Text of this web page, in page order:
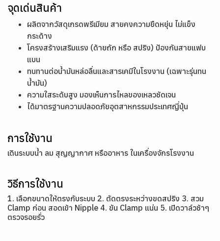
จุดเด่นสินค้า
ผลิตจากวัสดุเกรดพรีเมียม สายคงความยืดหยุ่น ไม่แข็ง
กระด้าง
โครงสร้างเสริมแรง (ด้ายถัก หรือ สปริง) ป้องกันสายแฟบ
แบน
ทนทานต่อน้ำมันหล่อลื่นและสารเคมีในโรงงาน (เฉพาะรุ่นทน
น้ำมัน)
ความใสระดับสูง มองเห็นการไหลของเหลวชัดเจน
ได้มาตรฐานความปลอดภัยอุตสาหกรรมประเทศญี่ปุ่น
การใช้งาน
เดินระบบน้ำ ลม สุญญากาศ หรืออาหาร ในเครื่องจักรโรงงาน
วิธีการใช้งาน
1. เลือกขนาดให้ตรงกับระบบ 2. ตัดตรงระหว่างขดสปริง 3. สวม
Clamp ก่อน สอดเข้า Nipple 4. ขัน Clamp แน่น 5. เปิดวาล์วช้าๆ
ตรวจรอยรั่ว